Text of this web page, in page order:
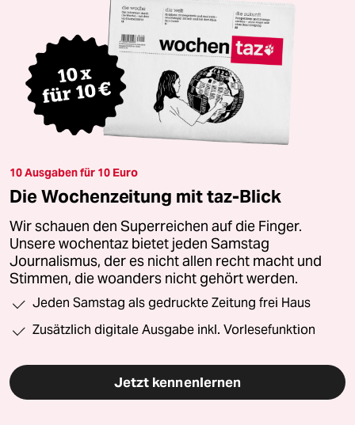
10 Ausgaben für 10 Euro
Die Wochenzeitung mit taz-Blick
Wir schauen den Superreichen auf die Finger.
Unsere wochentaz bietet jeden Samstag
Journalismus, der es nicht allen recht macht und
Stimmen, die woanders nicht gehört werden.
Jeden Samstag als gedruckte Zeitung frei Haus
Zusätzlich digitale Ausgabe inkl. Vorlesefunktion
Jetzt kennenlernen